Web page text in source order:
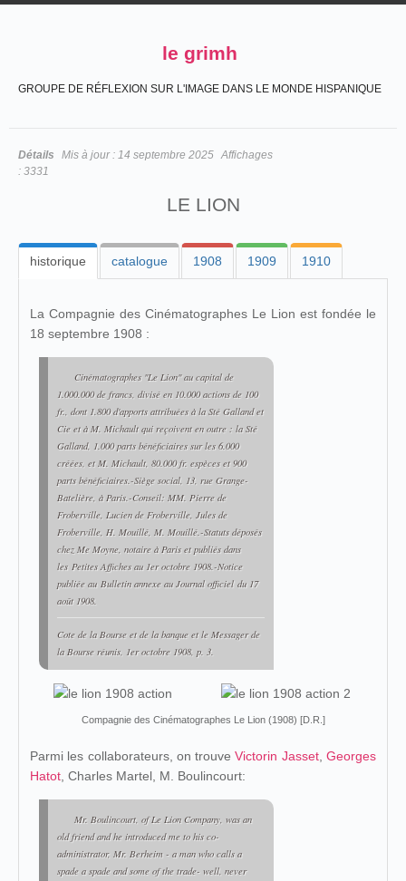
le grimh
GROUPE DE RÉFLEXION SUR L'IMAGE DANS LE MONDE HISPANIQUE
Détails Mis à jour : 14 septembre 2025 Affichages
: 3331
LE LION
historique catalogue 1908 1909 1910
La Compagnie des Cinématographes Le Lion est fondée le
18 septembre 1908 :
Cinématographes "Le Lion" au capital de
1.000.000 de francs, divisé en 10.000 actions de 100
fr., dont 1.800 d'apports attribuées à la Sté Galland et
Cie et à M. Michault qui reçoivent en outre : la Sté
Galland, 1.000 parts bénéficiaires sur les 6.000
créées, et M. Michault, 80.000 fr. espèces et 900
parts bénéficiaires.-Siège social, 13, rue Grange-
Batelière, à Paris.-Conseil: MM. Pierre de
Froberville, Lucien de Froberville, Jules de
Froberville, H. Mouillé, M. Mouillé.-Statuts déposés
chez Me Moyne, notaire à Paris et publiés dans
les Petites Affiches au 1er octobre 1908.-Notice
publiée au Bulletin annexe au Journal officiel du 17
août 1908.
Cote de la Bourse et de la banque et le Messager de
la Bourse réunis, 1er octobre 1908, p. 3.
Compagnie des Cinématographes Le Lion (1908) [D.R.]
Parmi les collaborateurs, on trouveVictorin Jasset,Georges
Hatot , Charles Martel, M. Boulincourt:
Mr. Boulincourt, of Le Lion Company, was an
old friend and he introduced me to his co-
administrator, Mr. Berheim - a man who calls a
spade a spade and some of the trade- well, never